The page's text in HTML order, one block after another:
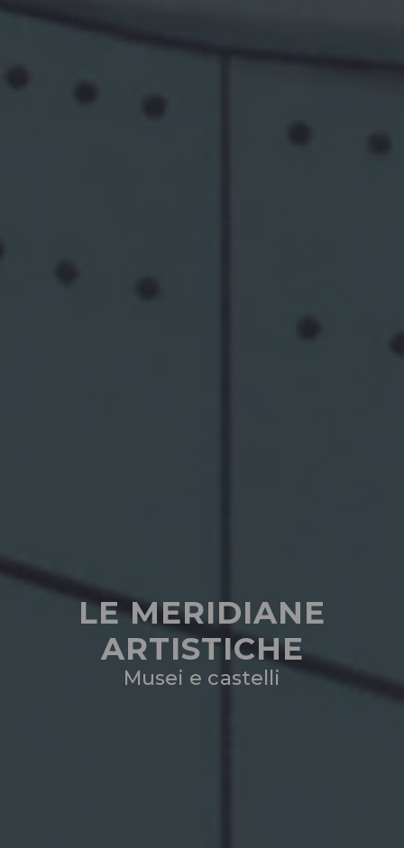
LE MERIDIANE
ARTISTICHE
Musei e castelli